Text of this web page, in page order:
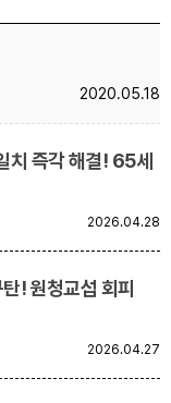
2020.05.18
치 즉각 해결! 65세
2026.04.28
! 원청교섭 회피
2026.04.27